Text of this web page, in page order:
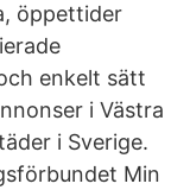
öppettider
enkelt sätt
i Västra
i Sverige.
Min